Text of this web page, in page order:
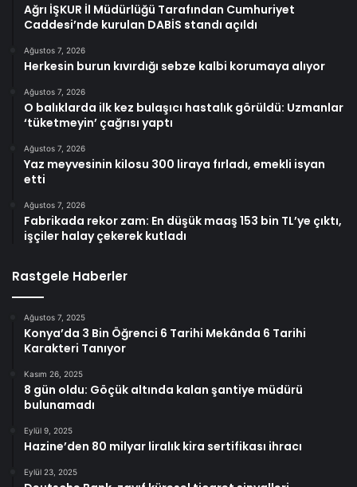
Ağrı İŞKUR İl Müdürlüğü Tarafından Cumhuriyet
Caddesi’nde kurulan DABİS standı açıldı
Ağustos 7, 2026
Herkesin burun kıvırdığı sebze kalbi korumaya alıyor
Ağustos 7, 2026
O balıklarda ilk kez bulaşıcı hastalık görüldü: Uzmanlar
‘tüketmeyin’ çağrısı yaptı
Ağustos 7, 2026
Yaz meyvesinin kilosu 300 liraya fırladı, emekli isyan
etti
Ağustos 7, 2026
Fabrikada rekor zam: En düşük maaş 153 bin TL’ye çıktı,
işçiler halay çekerek kutladı
Rastgele Haberler
Ağustos 7, 2025
Konya’da 3 Bin Öğrenci 6 Tarihi Mekânda 6 Tarihi
Karakteri Tanıyor
Kasım 26, 2025
8 gün oldu: Göçük altında kalan şantiye müdürü
bulunamadı
Eylül 9, 2025
Hazine’den 80 milyar liralık kira sertifikası ihracı
Eylül 23, 2025